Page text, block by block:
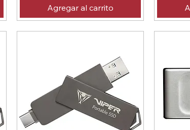
Agregar al carrito